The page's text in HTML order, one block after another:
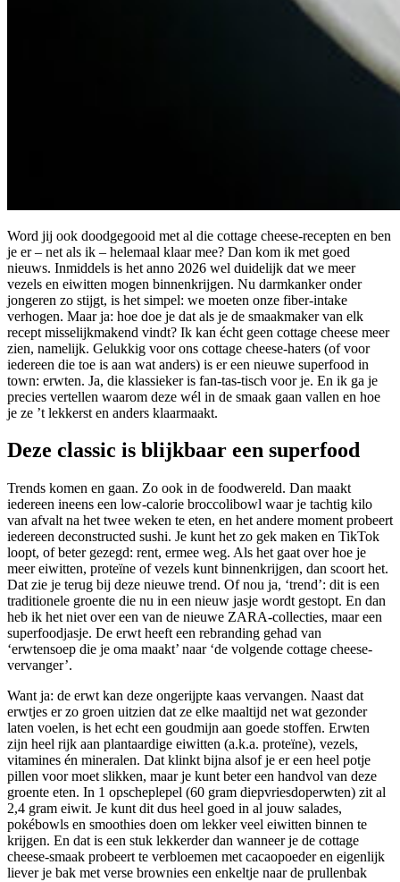
Word jij ook doodgegooid met al die cottage cheese-recepten en ben
je er – net als ik – helemaal klaar mee? Dan kom ik met goed
nieuws. Inmiddels is het anno 2026 wel duidelijk dat we meer
vezels en eiwitten mogen binnenkrijgen. Nu darmkanker onder
jongeren zo stijgt, is het simpel: we moeten onze fiber-intake
verhogen. Maar ja: hoe doe je dat als je de smaakmaker van elk
recept misselijkmakend vindt? Ik kan écht geen cottage cheese meer
zien, namelijk. Gelukkig voor ons cottage cheese-haters (of voor
iedereen die toe is aan wat anders) is er een nieuwe superfood in
town: erwten. Ja, die klassieker is fan-tas-tisch voor je. En ik ga je
precies vertellen waarom deze wél in de smaak gaan vallen en hoe
je ze ’t lekkerst en anders klaarmaakt.
Deze classic is blijkbaar een superfood
Trends komen en gaan. Zo ook in de foodwereld. Dan maakt
iedereen ineens een low-calorie broccolibowl waar je tachtig kilo
van afvalt na het twee weken te eten, en het andere moment probeert
iedereen deconstructed sushi. Je kunt het zo gek maken en TikTok
loopt, of beter gezegd: rent, ermee weg. Als het gaat over hoe je
meer eiwitten, proteïne of vezels kunt binnenkrijgen, dan scoort het.
Dat zie je terug bij deze nieuwe trend. Of nou ja, ‘trend’: dit is een
traditionele groente die nu in een nieuw jasje wordt gestopt. En dan
heb ik het niet over een van de nieuwe ZARA-collecties, maar een
superfoodjasje. De erwt heeft een rebranding gehad van
‘erwtensoep die je oma maakt’ naar ‘de volgende cottage cheese-
vervanger’.
Want ja: de erwt kan deze ongerijpte kaas vervangen. Naast dat
erwtjes er zo groen uitzien dat ze elke maaltijd net wat gezonder
laten voelen, is het echt een goudmijn aan goede stoffen. Erwten
zijn heel rijk aan plantaardige eiwitten (a.k.a. proteïne), vezels,
vitamines én mineralen. Dat klinkt bijna alsof je er een heel potje
pillen voor moet slikken, maar je kunt beter een handvol van deze
groente eten. In 1 opscheplepel (60 gram diepvriesdoperwten) zit al
2,4 gram eiwit. Je kunt dit dus heel goed in al jouw salades,
pokébowls en smoothies doen om lekker veel eiwitten binnen te
krijgen. En dat is een stuk lekkerder dan wanneer je de cottage
cheese-smaak probeert te verbloemen met cacaopoeder en eigenlijk
liever je bak met verse brownies een enkeltje naar de prullenbak